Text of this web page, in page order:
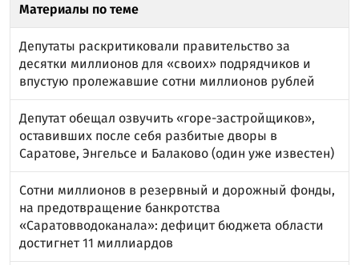
Материалы по теме
Депутаты раскритиковали правительство за
десятки миллионов для «своих» подрядчиков и
впустую пролежавшие сотни миллионов рублей
Депутат обещал озвучить «горе-застройщиков»,
оставивших после себя разбитые дворы в
Саратове, Энгельсе и Балаково (один уже известен)
Сотни миллионов в резервный и дорожный фонды,
на предотвращение банкротства
«Саратовводоканала»: дефицит бюджета области
достигнет 11 миллиардов